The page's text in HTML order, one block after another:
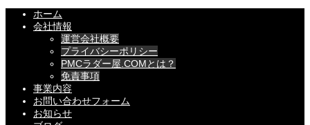
ホーム
会社情報
運営会社概要
プライバシーポリシー
PMCラダー屋.COMとは？
免責事項
事業内容
お問い合わせフォーム
お知らせ